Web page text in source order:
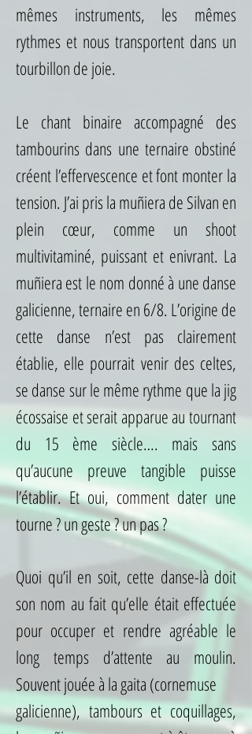
mêmes instruments, les mêmes
rythmes et nous transportent dans un
tourbillon de joie.
Le chant binaire accompagné des
tambourins dans une ternaire obstiné
créent l’effervescence et font monter la
tension. J’ai pris la muñiera de Silvan en
plein cœur, comme un shoot
multivitaminé, puissant et enivrant. La
muñiera est le nom donné à une danse
galicienne, ternaire en 6/8. L’origine de
cette danse n’est pas clairement
établie, elle pourrait venir des celtes,
se danse sur le même rythme que la jig
écossaise et serait apparue au tournant
du 15 ème siècle…. mais sans
qu’aucune preuve tangible puisse
l’établir. Et oui, comment dater une
tourne ? un geste ? un pas ?
Quoi qu’il en soit, cette danse-là doit
son nom au fait qu’elle était effectuée
pour occuper et rendre agréable le
long temps d’attente au moulin.
Souvent jouée à la gaita (cornemuse
galicienne), tambours et coquillages,